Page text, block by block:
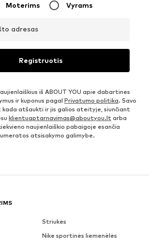
Moterims Vyrams
adresas
Registruotis
iš ABOUT YOU apie dabartines
ir kuponus pagal Privatumo politika. Savo
atšaukti ir jis galios ateityje, siunčiant
klientuaptarnavimas@aboutyou.lt arba
naujienlaiškio pabaigoje esančia
atsisakymo galimybe.
Striukės
Nike sportinės liemenėlės